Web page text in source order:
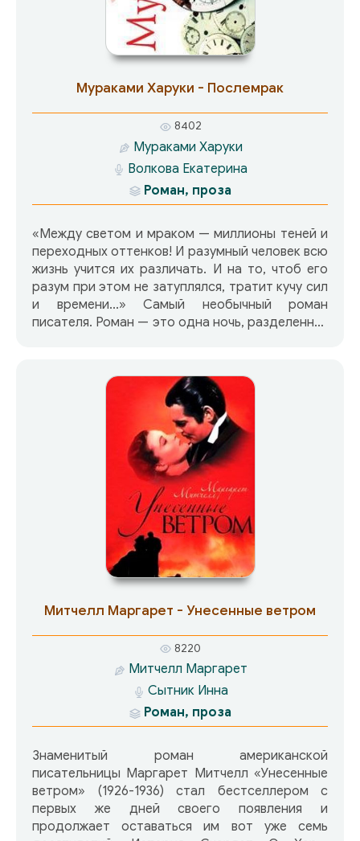
Мураками Харуки - Послемрак
8402
Мураками Харуки
Волкова Екатерина
Роман, проза
«Между светом и мраком — миллионы теней и
переходных оттенков! И разумный человек всю
жизнь учится их различать. И на то, чтоб его
разум при этом не затуплялся, тратит кучу сил
и времени...» Самый необычный роман
писателя. Роман — это одна ночь, разделенная
Митчелл Маргарет - Унесенные ветром
8220
Митчелл Маргарет
Сытник Инна
Роман, проза
Знаменитый роман американской
писательницы Маргарет Митчелл «Унесенные
ветром» (1926-1936) стал бестселлером с
первых же дней своего появления и
продолжает оставаться им вот уже семь